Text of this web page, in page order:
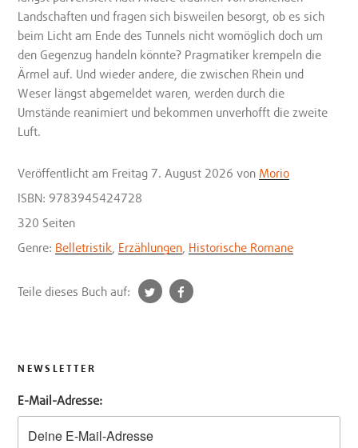
Landschaften und fragen sich bisweilen besorgt, ob es sich
beim Licht am Ende des Tunnels nicht womöglich doch um
den Gegenzug handeln könnte? Pragmatiker krempeln die
Ärmel auf. Und wieder andere, die zwischen Rhein und
Weser längst abgemeldet waren, werden durch die
Umstände reanimiert und bekommen unverhofft die zweite
Luft.
Veröffentlicht am Freitag 7. August 2026 von Morio
ISBN: 9783945424728
320 Seiten
Genre: Belletristik Erzählungen Historische Romane
Teile dieses Buch auf:
t
NEWSLETTER
E-Mail-Adresse: